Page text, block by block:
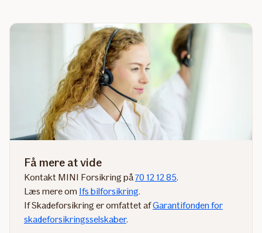
Få mere at vide
Kontakt MINI Forsikring på70 12 12 85.
Læs mere om Ifs bilforsikring.​​
If Skadeforsikring er omfattet afGarantifonden for
skadeforsikringsselskaber.​